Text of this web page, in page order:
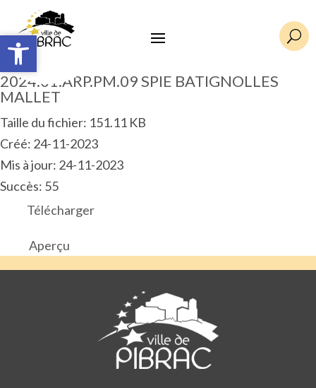
Ouvrir la barre d’outils U
2024.01.ARP.PM.09 SPIE BATIGNOLLES
MALLET
Taille du fichier: 151.11 KB
Créé: 24-11-2023
Mis à jour: 24-11-2023
Succès: 55
Télécharger
Aperçu
Ouvrir la barre d’outils